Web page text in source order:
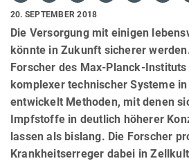
20. SEPTEMBER 2018
Die Versorgung mit einigen
könnte in Zukunft sicherer
Forscher des Max-Planck-
komplexer technischer Systeme
entwickelt Methoden, mit denen
Impfstoffe in deutlich höherer
lassen als bislang. Die Forscher
Krankheitserreger dabei in